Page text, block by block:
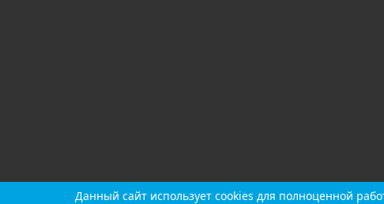
Карта сайтаДанный сайт использует cookies для полноценной